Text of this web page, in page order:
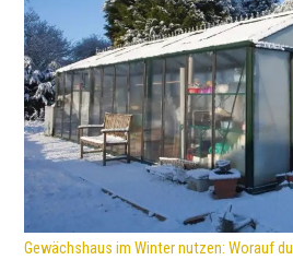
Gewächshaus im Winter nutzen: Worauf